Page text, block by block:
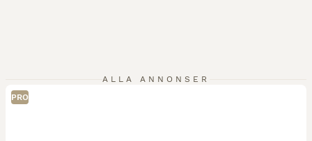
ALLA ANNONSER
PRO